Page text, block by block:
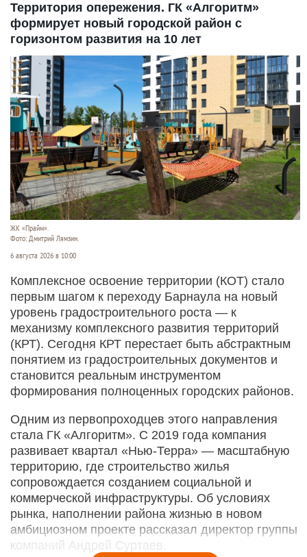
Территория опережения. ГК «Алгоритм»
формирует новый городской район с
горизонтом развития на 10 лет
ЖК «Прайм».
Фото: Дмитрий Лямзин.
6 августа 2026 в 10:00
Комплексное освоение территории (КОТ) стало
первым шагом к переходу Барнаула на новый
уровень градостроительного роста — к
механизму комплексного развития территорий
(КРТ). Сегодня КРТ перестает быть абстрактным
понятием из градостроительных документов и
становится реальным инструментом
формирования полноценных городских районов.
Одним из первопроходцев этого направления
стала ГК «Алгоритм». С 2019 года компания
развивает квартал «Нью-­Терра» — масштабную
территорию, где строительство жилья
сопровождается созданием социальной и
коммерческой инфраструктуры. Об условиях
рынка, наполнении района жизнью в новом
амбициозном проекте рассказал директор группы
компаний Андрей Суртаев.